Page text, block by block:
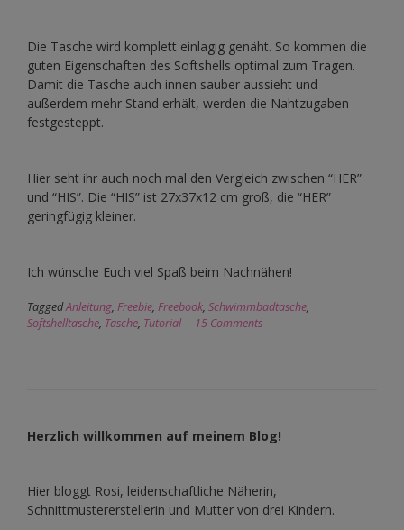
Die Tasche wird komplett einlagig genäht. So kommen die
guten Eigenschaften des Softshells optimal zum Tragen.
Damit die Tasche auch innen sauber aussieht und
außerdem mehr Stand erhält, werden die Nahtzugaben
festgesteppt.
Hier seht ihr auch noch mal den Vergleich zwischen “HER”
und “HIS”. Die “HIS” ist 27x37x12 cm groß, die “HER”
geringfügig kleiner.
Ich wünsche Euch viel Spaß beim Nachnähen!
TaggedAnleitung, Freebie, Freebook, Schwimmbadtasche,
Softshelltasche, Tasche, Tutorial 15 Comments
Herzlich willkommen auf meinem Blog!
Hier bloggt Rosi, leidenschaftliche Näherin,
Schnittmustererstellerin und Mutter von drei Kindern.